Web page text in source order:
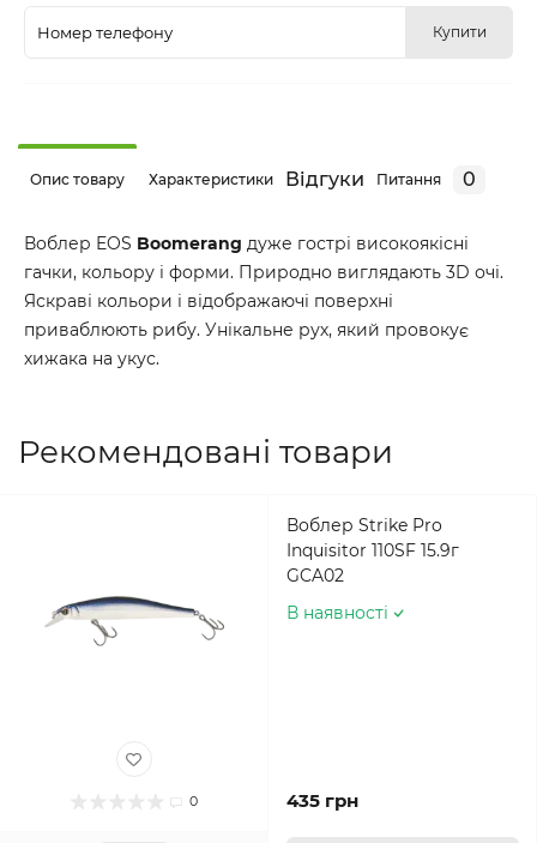
Купити
Опис товару Характеристики Відгуки Питання 0
Воблер EOS Boomerang дуже гострі високоякісні
гачки, кольору і форми. Природно виглядають 3D очі.
Яскраві кольори і відображаючі поверхні
приваблюють рибу. Унікальне рух, який провокує
хижака на укус.
Рекомендовані товари
0
Воблер Strike Pro
Inquisitor 110SF 15.9г
GCA02
В наявності
435 грн